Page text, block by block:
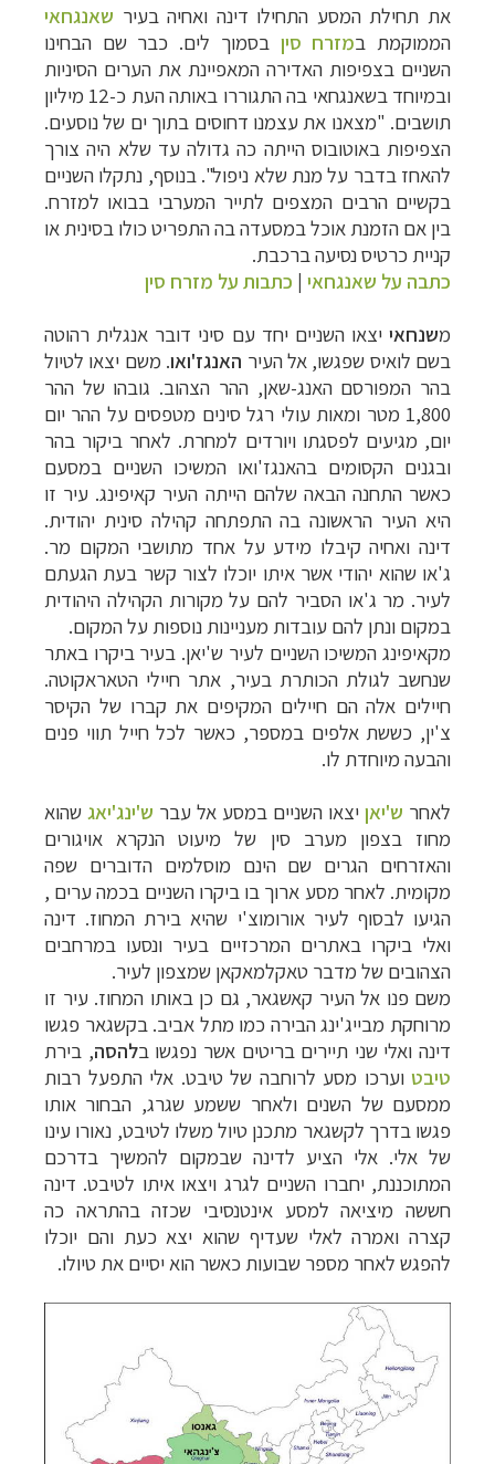
את תחילת המסע התחילו דינה ואחיה בעיר שאנגחאי
הממוקמת במזרח סין בסמוך לים. כבר שם הבחינו
השניים בצפיפות האדירה המאפיינת את הערים הסיניות
ובמיוחד בשאנגחאי בה התגוררו באותה העת כ-12 מיליון
תושבים. "מצאנו את עצמנו דחוסים בתוך ים של נוסעים.
הצפיפות באוטובוס הייתה כה גדולה עד שלא היה צורך
להאחז בדבר על מנת שלא ניפול". בנוסף, נתקלו השניים
בקשיים הרבים המצפים לתייר המערבי בבואו למזרח.
בין אם הזמנת אוכל במסעדה בה התפריט כולו בסינית או
קניית כרטיס נסיעה ברכבת.
כתבה על שאנגחאי | כתבות על מזרח סין
משנחאי יצאו השניים יחד עם סיני דובר אנגלית רהוטה
בשם לואיס שפגשו, אל העיר האנגז'ואו. משם יצאו לטיול
בהר המפורסם האנג-שאן, ההר הצהוב. גובהו של ההר
1,800 מטר ומאות עולי רגל סינים מטפסים על ההר יום
יום, מגיעים לפסגתו ויורדים למחרת. לאחר ביקור בהר
ובגנים הקסומים בהאנגז'ואו המשיכו השניים במסעם
כאשר התחנה הבאה שלהם הייתה העיר קאיפינג. עיר זו
היא העיר הראשונה בה התפתחה קהילה סינית יהודית.
דינה ואחיה קיבלו מידע על אחד מתושבי המקום מר.
ג'או שהוא יהודי אשר איתו יוכלו לצור קשר בעת הגעתם
לעיר. מר ג'או הסביר להם על מקורות הקהילה היהודית
במקום ונתן להם עובדות מעניינות נוספות על המקום.
מקאיפינג המשיכו השניים לעיר ש'יאן. בעיר ביקרו באתר
שנחשב לגולת הכותרת בעיר, אתר חיילי הטאראקוטה.
חיילים אלה הם חיילים המקיפים את קברו של הקיסר
צ'ין, כששת אלפים במספר, כאשר לכל חייל תווי פנים
והבעה מיוחדת לו.
לאחר ש'יאן יצאו השניים במסע אל עבר ש'ינג'יאג שהוא
מחוז בצפון מערב סין של מיעוט הנקרא אויגורים
והאזרחים הגרים שם הינם מוסלמים הדוברים שפה
מקומית. לאחר מסע ארוך בו ביקרו השניים בכמה ערים ,
הגיעו לבסוף לעיר אורומוצ'י שהיא בירת המחוז. דינה
ואלי ביקרו באתרים המרכזיים בעיר ונסעו במרחבים
הצהובים של מדבר טאקלמאקאן שמצפון לעיר.
משם פנו אל העיר קאשגאר, גם כן באותו המחוז. עיר זו
מרוחקת מבייג'ינג הבירה כמו מתל אביב. בקשגאר פגשו
דינה ואלי שני תיירים בריטים אשר נפגשו בלהסה, בירת
טיבט וערכו מסע לרוחבה של טיבט. אלי התפעל רבות
ממסעם של השנים ולאחר ששמע שגרג, הבחור אותו
פגשו בדרך לקשגאר מתכנן טיול משלו לטיבט, נאורו עינו
של אלי. אלי הציע לדינה שבמקום להמשיך בדרכם
המתוכננת, יחברו השניים לגרג ויצאו איתו לטיבט. דינה
חששה מיציאה למסע אינטנסיבי שכזה בהתראה כה
קצרה ואמרה לאלי שעדיף שהוא יצא כעת והם יוכלו
להפגש לאחר מספר שבועות כאשר הוא יסיים את טיולו.